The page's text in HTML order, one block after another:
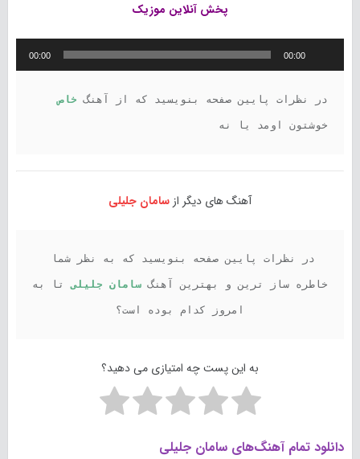
پخش آنلاین موزیک
پخش‌کننده
صوت
00:00
00:00
در نظرات پایین صفحه بنویسید که از آهنگ خاص
خوشتون اومد یا نه
آهنگ های دیگر از سامان جلیلی
خاطره ساز ترین و بهترین آهنگ سامان جلیلی
امروز کدام بوده است؟
به این پست چه امتیازی می دهید؟
دانلود تمام آهنگ‌های سامان جلیلی